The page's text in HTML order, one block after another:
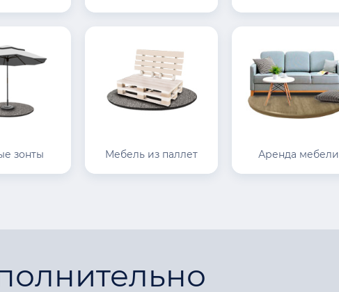
зонты Мебель из паллет Аренда мебели